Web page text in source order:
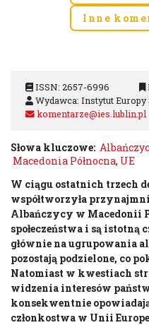
Inne
ISSN: 2657-6996
Wydawca: Instytut Europy
komentarze@ies.lublin.pl
Słowa kluczowe:
Macedonia Północna, UE
W ciągu ostatnich trzech
współtworzyła
Albańczycy w Macedonii
społeczeństwa i są istotną
głównie na ugrupowania
pozostają podzielone, co
Natomiast w kwestiach
widzenia interesów
konsekwentnie
członkostwa w Unii